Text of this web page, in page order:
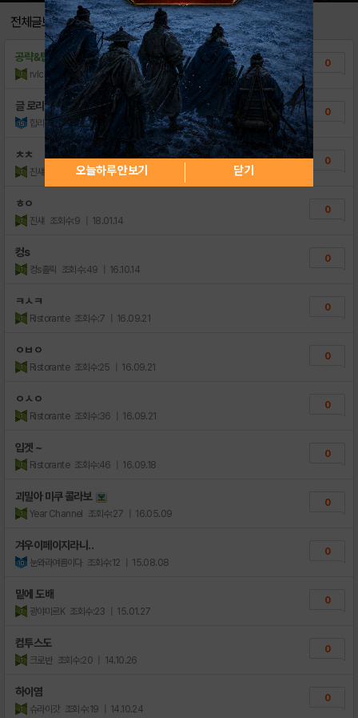
전체글보기
공략&팁 카톡 구글결제현금화 너무답답하죠〔
rvlckx 조회수:9 | 21.07.19
0
글 로리 오브 스파게티
합리적ㅤ의심 조회수:7 | 20.05.07
0
ㅊㅊ
진섀 조회수:7 | 18.01.14
0
ㅎㅇ
진섀 조회수:9 | 18.01.14
0
컹s
컹s홀릭 조회수:49 | 16.10.14
0
ㅋㅅㅋ
Ristorante 조회수:7 | 16.09.21
0
ㅇㅂㅇ
Ristorante 조회수:25 | 16.09.21
0
ㅇㅅㅇ
Ristorante 조회수:36 | 16.09.21
0
입겟 ~
Ristorante 조회수:46 | 16.09.18
0
괴밀아 미쿠 콜라보
Year Channel 조회수:27 | 16.05.09
0
겨우이페이지라니..
눈와라여름이다 조회수:12 | 15.08.08
0
밑에 도배
광야미르K 조회수:23 | 15.01.27
0
컴투스도
크로반 조회수:20 | 14.10.26
0
하이염
슈라이갓 조회수:19 | 14.10.24
0
오늘하루 안보기 닫기